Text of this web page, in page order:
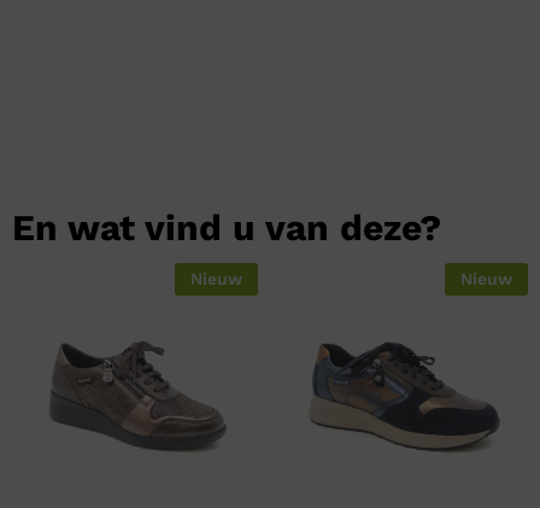
En wat vind u van deze?
Nieuw Nieuw